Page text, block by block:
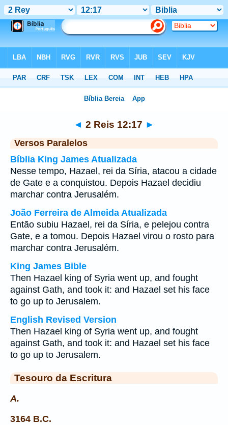
◄ 2 Reis 12:17 ►
Versos Paralelos
Bíblia King James Atualizada
Nesse tempo, Hazael, rei da Síria, atacou a cidade
de Gate e a conquistou. Depois Hazael decidiu
marchar contra Jerusalém.
João Ferreira de Almeida Atualizada
Então subiu Hazael, rei da Síria, e pelejou contra
Gate, e a tomou. Depois Hazael virou o rosto para
marchar contra Jerusalém.
King James Bible
Then Hazael king of Syria went up, and fought
against Gath, and took it: and Hazael set his face
to go up to Jerusalem.
English Revised Version
Then Hazael king of Syria went up, and fought
against Gath, and took it: and Hazael set his face
to go up to Jerusalem.
Tesouro da Escritura
A.
3164 B.C.